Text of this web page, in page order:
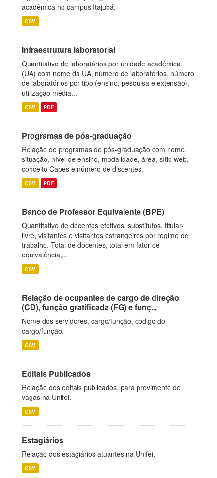
acadêmica no campus Itajubá.
CSV
Infraestrutura laboratorial
Quantitativo de laboratórios por unidade acadêmica
(UA) com nome da UA, número de laboratórios, número
de laboratórios por tipo (ensino, pesquisa e extensão),
utilização média...
CSV PDF
Programas de pós-graduação
Relação de programas de pós-graduação com nome,
situação, nível de ensino, modalidade, área, sítio web,
conceito Capes e número de discentes.
CSV PDF
Banco de Professor Equivalente (BPE)
Quantitativo de docentes efetivos, substitutos, titular-
livre, visitantes e visitantes estrangeiros por regime de
trabalho. Total de docentes, total em fator de
equivalência,...
CSV
Relação de ocupantes de cargo de direção
(CD), função gratificada (FG) e funç...
Nome dos servidores, cargo/função, código do
cargo/função.
CSV
Editais Publicados
Relação dos editais publicados, para provimento de
vagas na Unifei.
CSV
Estagiários
Relação dos estagiários atuantes na Unifei.
CSV